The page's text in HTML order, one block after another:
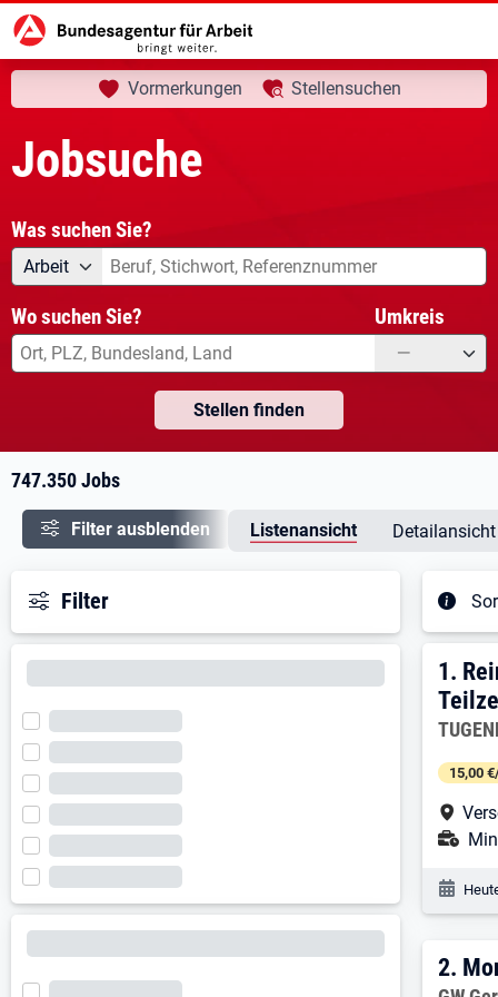
Startseite Jobsuche aktuelle Seite:
Ihre Suche
Vormerkungen Stellensuchen
Jobsuche
Was suchen Sie?
Angebotsart
Arbeit Was suchen Sie?
Wo suchen Sie? Umkreis
—
Stellen finden
747.350 Jobs
Filter ausblenden Listenansicht Detailansicht
Filter
1.
1.
15,00
2.
2.